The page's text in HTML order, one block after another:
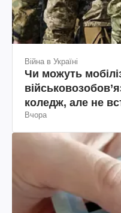
Війна в Україні
Чи можуть
коледж, але не
пояснення юриста
Вчора